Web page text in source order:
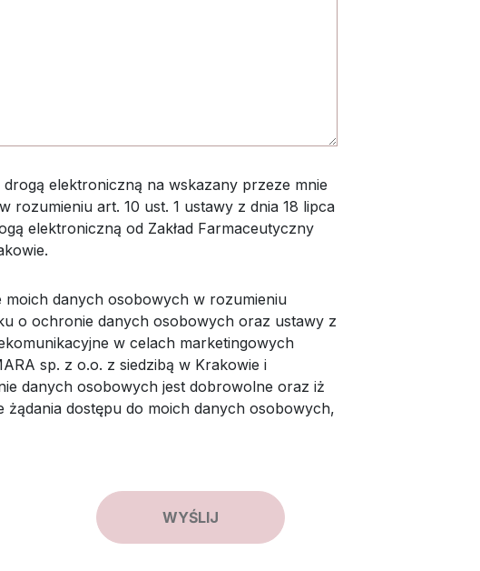
elektroniczną na wskazany przeze mnie
rozumieniu art. 10 ust. 1 ustawy z dnia 18 lipca
elektroniczną od Zakład Farmaceutyczny
danych osobowych w rozumieniu
o ochronie danych osobowych oraz ustawy z
w celach marketingowych
sp. z o.o. z siedzibą w Krakowie i
danych osobowych jest dobrowolne oraz iż
żądania dostępu do moich danych osobowych,